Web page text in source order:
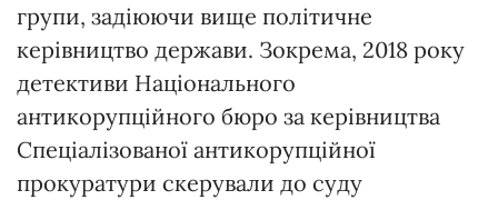
групи, задіюючи вище політичне
керівництво держави. Зокрема, 2018 року
детективи Національного
антикорупційного бюро за керівництва
Спеціалізованої антикорупційної
прокуратури скерували до суду